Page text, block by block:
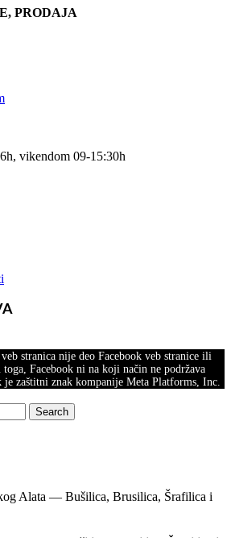
PRODAJA
vikendom 09-15:30h
stranica nije deo Facebook veb stranice ili
Facebook ni na koji način ne podržava
je zaštitni znak kompanije Meta Platforms, Inc.
Search